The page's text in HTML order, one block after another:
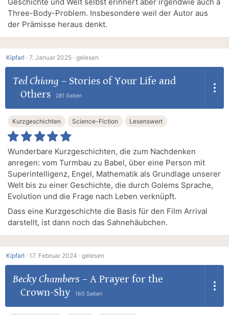
Three-Body-Problem. Insbesondere weil der Autor aus
der Prämisse heraus denkt.
Kipfarl · 7. Januar 2025 · gelesen
Ted Chiang – Stories of Your Life and
Others
281 Seiten
Kurzgeschichten Science-Fiction Lesenswert
Wunderbare Kurzgeschichten, die zum Nachdenken
anregen: vom Turmbau zu Babel, über eine Person mit
Superintelligenz, Engel, Mathematik als Grundlage unserer
Welt bis zu einer Geschichte, die durch Golems Sprache,
Evolution und die Frage nach Leben verknüpft.
Dass eine Kurzgeschichte die Basis für den Film Arrival
darstellt, ist dann noch das Sahnehäubchen.
Kipfarl · 17. Februar 2024 · gelesen
Becky Chambers – A Prayer for the
Crown-Shy
160 Seiten